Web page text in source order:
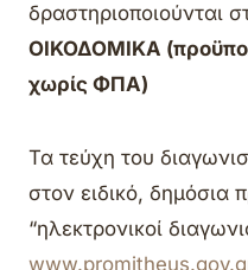
δραστηριοποιούνται
ΟΙΚΟΔΟΜΙΚΑ
χωρίς ΦΠΑ)
Τα τεύχη του
στον ειδικό, δημόσια
“ηλεκτρονικοί